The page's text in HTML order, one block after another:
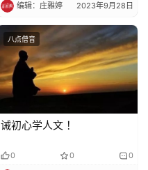
编辑：庄雅婷 2023年9月28日
八点僧音
诫初心学人文 ！
0 0 0